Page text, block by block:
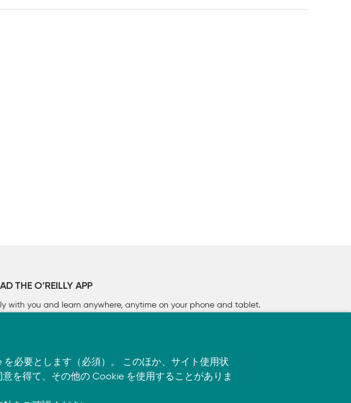
THE O’REILLY APP
with you and learn anywhere, anytime on your phone and tablet.
必要とします（必須）。 このほか、サイト使用状
を得て、その他の Cookie を使用することがありま